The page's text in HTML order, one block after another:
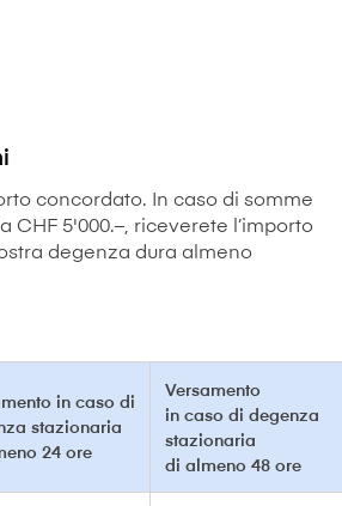
concordato. In caso di somme
CHF 5'000.–, riceverete l’importo
degenza dura almeno
in caso di
stazionaria
24 ore
Versamento
in caso di degenza
stazionaria
di almeno 48 ore